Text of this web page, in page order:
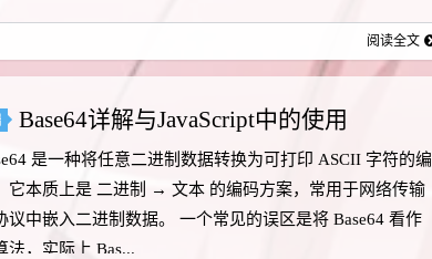
阅读全文
Base64详解与JavaScript中的使用
是一种将任意二进制数据转换为可打印 ASCII 字符的编
它本质上是 二进制 → 文本 的编码方案，常用于网络传输
议中嵌入二进制数据。 一个常见的误区是将 Base64 看作
法，实际上 Bas...